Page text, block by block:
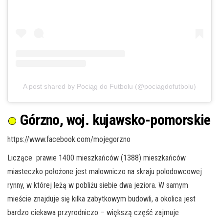
A post shared by Pociąg do Futbolu (@pociagdofutbolu)
Górzno, woj. kujawsko-pomorskie
https://www.facebook.com/mojegorzno
Liczące prawie 1400 mieszkańców (1388) mieszkańców
miasteczko położone jest malowniczo na skraju polodowcowej
rynny, w której leżą w pobliżu siebie dwa jeziora. W samym
mieście znajduje się kilka zabytkowym budowli, a okolica jest
bardzo ciekawa przyrodniczo – większą część zajmuje